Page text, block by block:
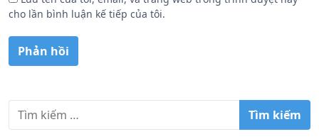
cho lần bình luận kế tiếp của tôi.